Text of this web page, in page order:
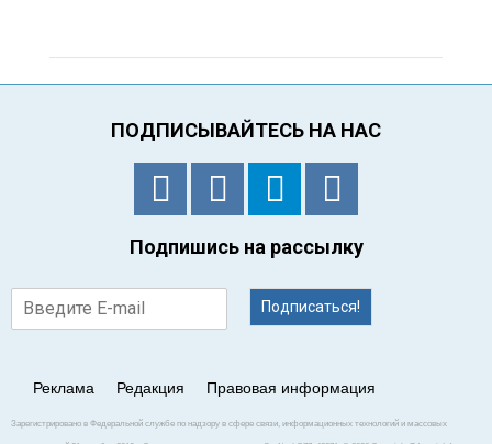
ПОДПИСЫВАЙТЕСЬ НА НАС
Подпишись на рассылку
Подписаться!
Реклама Редакция Правовая информация
Зарегистрировано в Федеральной службе по надзору в сфере связи, информационных технологий и массовых